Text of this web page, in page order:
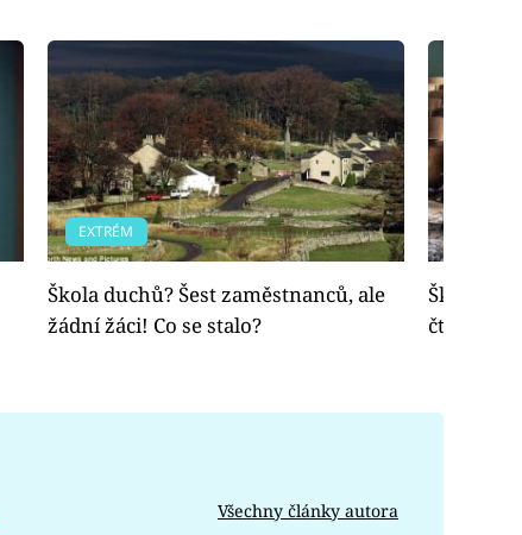
EXTRÉM
Škola duchů? Šest zaměstnanců, ale
žádní žáci! Co se stalo?
Škola
čtyřicet
Všechny články autora